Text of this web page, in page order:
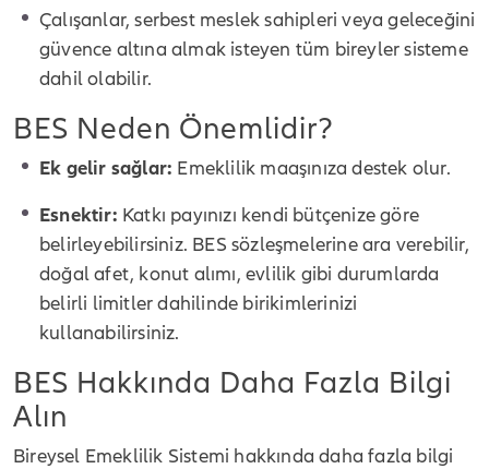
Çalışanlar, serbest meslek sahipleri veya geleceğini
güvence altına almak isteyen tüm bireyler sisteme
dahil olabilir.
BES Neden Önemlidir?
Ek gelir sağlar: Emeklilik maaşınıza destek olur.
Esnektir: Katkı payınızı kendi bütçenize göre
belirleyebilirsiniz. BES sözleşmelerine ara verebilir,
doğal afet, konut alımı, evlilik gibi durumlarda
belirli limitler dahilinde birikimlerinizi
kullanabilirsiniz.
BES Hakkında Daha Fazla Bilgi
Alın
Bireysel Emeklilik Sistemi hakkında daha fazla bilgi